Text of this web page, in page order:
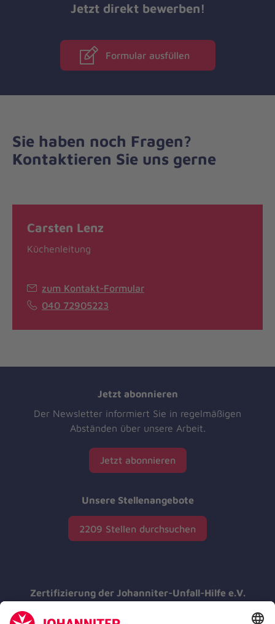
Jetzt direkt bewerben!
Formular ausfüllen
Sie haben noch Fragen?
Kontaktieren Sie uns gerne
Carsten Lenz
Küchenleitung
zum Kontakt-Formular
040 72905223
Jetzt abonnieren
Der Newsletter informiert Sie in regelmäßigen
Abständen über unsere Arbeit.
Jetzt abonnieren
Unsere Stellenangebote
2209 Stellen durchsuchen
Zertifizierung der Johanniter-Unfall-Hilfe e.V.